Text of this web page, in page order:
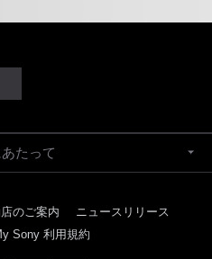
たって
のご案内
ニュースリリース
Sony 利用規約